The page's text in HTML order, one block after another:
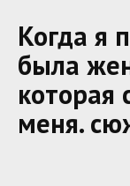
Когда я
была
которая
меня.